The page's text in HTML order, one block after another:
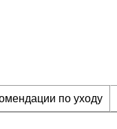
по уходу